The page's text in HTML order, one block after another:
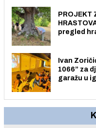
PROJEKT
pregled
Ivan
1066” za
garažu u